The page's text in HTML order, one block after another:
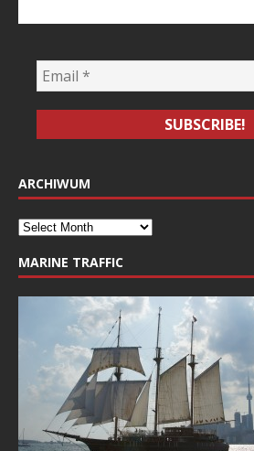
ARCHIWUM
MARINE TRAFFIC